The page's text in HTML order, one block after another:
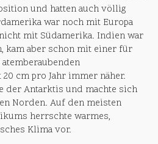
und hatten auch völlig
war noch mit Europa
mit Südamerika. Indien war
kam aber schon mit einer für
cm pro Jahr immer näher.
der Antarktis und machte sich
Norden. Auf den meisten
herrschte warmes,
Klima vor.